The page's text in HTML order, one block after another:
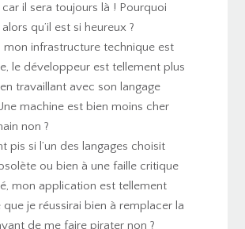
il sera toujours là ! Pourquoi
qu’il est si heureux ?
mon infrastructure technique est
le développeur est tellement plus
travaillant avec son langage
machine est bien moins cher
non ?
pis si l’un des langages choisit
ou bien à une faille critique
mon application est tellement
que je réussirai bien à remplacer la
de me faire pirater non ?